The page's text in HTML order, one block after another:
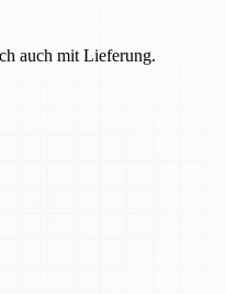
auch mit Lieferung.